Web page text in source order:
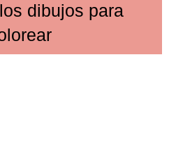
dibujos para